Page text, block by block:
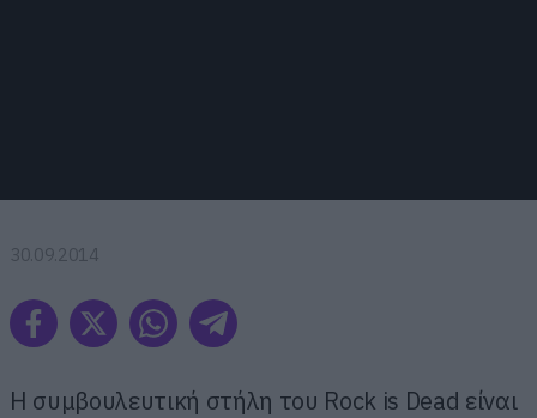
30.09.2014
Η συμβουλευτική στήλη του Rock is Dead είναι